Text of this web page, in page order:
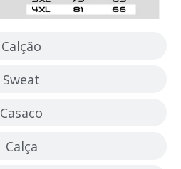
Calção
Sweat
Casaco
Calça